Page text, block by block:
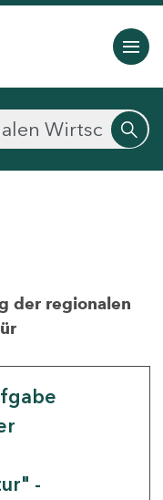
der regionalen
-